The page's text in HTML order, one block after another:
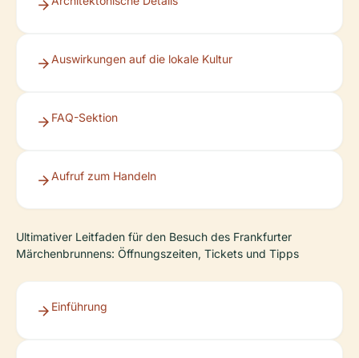
Auswirkungen auf die lokale Kultur
FAQ-Sektion
Aufruf zum Handeln
Ultimativer Leitfaden für den Besuch des Frankfurter
Märchenbrunnens: Öffnungszeiten, Tickets und Tipps
Einführung